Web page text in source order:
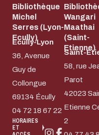
Bibliothèque
Michel
Serres (Lyon-
Ecully)
Ecully-Lyon
36, Avenue
Guy de
Collongue
69134 Écully
04 72 18 67 22
HORAIRES
ET
Wangari
Maathai
(Saint-
Etienne)
Saint-
58, rue
Parot
42023
Etienne
2